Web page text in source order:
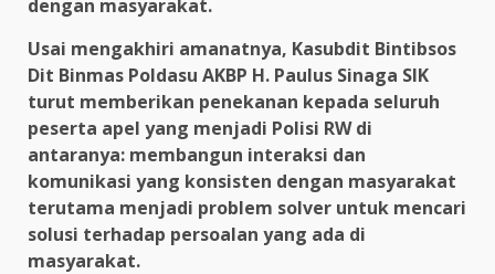
dengan masyarakat.
Usai mengakhiri amanatnya, Kasubdit Bintibsos
Dit Binmas Poldasu AKBP H. Paulus Sinaga SIK
turut memberikan penekanan kepada seluruh
peserta apel yang menjadi Polisi RW di
antaranya: membangun interaksi dan
komunikasi yang konsisten dengan masyarakat
terutama menjadi problem solver untuk mencari
solusi terhadap persoalan yang ada di
masyarakat.